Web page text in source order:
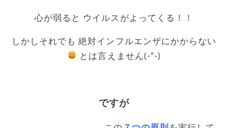
心が弱ると ウイルスがよってくる！！
しかしそれでも 絶対インフルエンザにかからない
とは言えません(-“-)
ですが